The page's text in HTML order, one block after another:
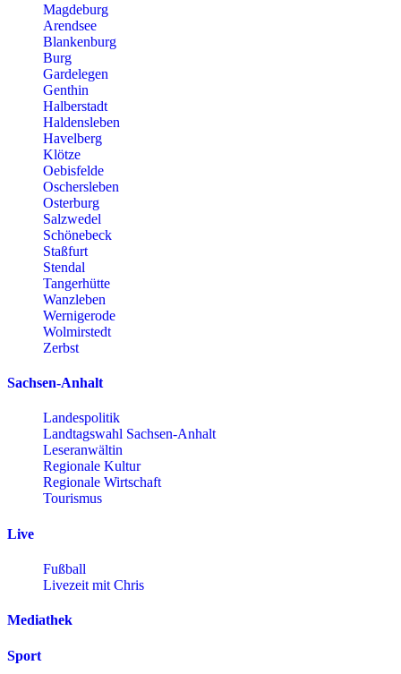
Magdeburg
Arendsee
Blankenburg
Burg
Gardelegen
Genthin
Halberstadt
Haldensleben
Havelberg
Klötze
Oebisfelde
Oschersleben
Osterburg
Salzwedel
Schönebeck
Staßfurt
Stendal
Tangerhütte
Wanzleben
Wernigerode
Wolmirstedt
Zerbst
Sachsen-Anhalt
Landespolitik
Landtagswahl Sachsen-Anhalt
Leseranwältin
Regionale Kultur
Regionale Wirtschaft
Tourismus
Live
Fußball
Livezeit mit Chris
Mediathek
Sport